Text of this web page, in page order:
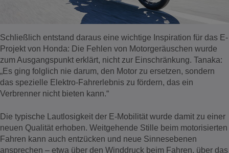
Schließlich entstand daraus eine wichtige Inspiration für das E-
Projekt von Honda: Die Fehlen von Motorgeräuschen wurde
zum Ausgangspunkt erklärt, nicht zur Einschränkung. Tanaka:
„Es ging folglich nie darum, den Motor zu ersetzen, sondern
das spezielle Elektro-Fahrerlebnis zu fördern, das ein
Verbrenner nicht bieten kann.“
Die typische Lautlosigkeit der E-Mobilität wurde damit zu einer
neuen Qualität erhoben. Weitgehende Stille beim motorisierten
Fahren kann auch entzücken und neue Sinnesebenen
ansprechen – etwa über den Winddruck beim Fahren, über das